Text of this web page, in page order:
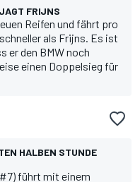
FRIJNS
Reifen und fährt pro
als Frijns. Es ist
er den BMW noch
einen Doppelsieg für
HALBEN STUNDE
führt mit einem